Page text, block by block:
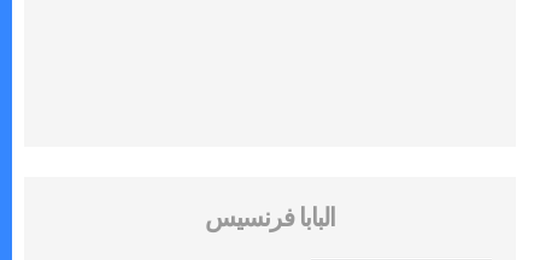
البابا فرنسيس